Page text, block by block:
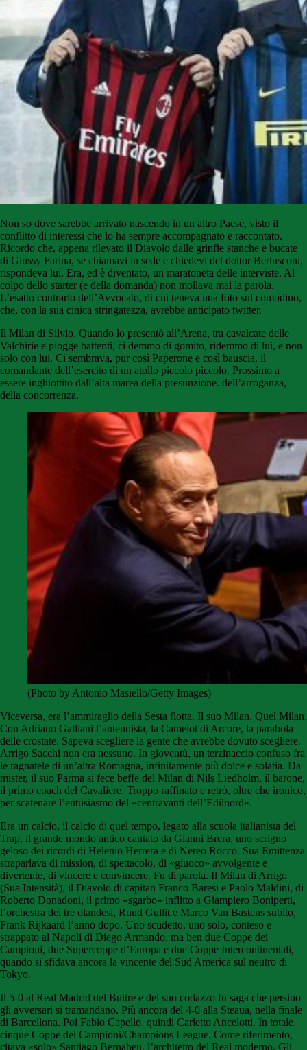
Non so dove sarebbe arrivato nascendo in un altro Paese, visto il
conflitto di interessi che lo ha sempre accompagnato e raccontato.
Ricordo che, appena rilevato il Diavolo dalle grinfie stanche e bucate
di Giussy Farina, se chiamavi in sede e chiedevi del dottor Berlusconi,
rispondeva lui. Era, ed è diventato, un maratoneta delle interviste. Al
colpo dello starter (e della domanda) non mollava mai la parola.
L’esatto contrario dell’Avvocato, di cui teneva una foto sul comodino,
che, con la sua cinica stringatezza, avrebbe anticipato twitter.
Il Milan di Silvio. Quando lo presentò all’Arena, tra cavalcate delle
Valchirie e piogge battenti, ci demmo di gomito, ridemmo di lui, e non
solo con lui. Ci sembrava, pur così Paperone e così bauscia, il
comandante dell’esercito di un atollo piccolo piccolo. Prossimo a
essere inghiottito dall’alta marea della presunzione. dell’arroganza,
della concorrenza.
(Photo by Antonio Masiello/Getty Images)
Viceversa, era l’ammiraglio della Sesta flotta. Il suo Milan. Quel Milan.
Con Adriano Galliani l’antennista, la Camelot di Arcore, la parabola
delle crostate. Sapeva scegliere la gente che avrebbe dovuto scegliere.
Arrigo Sacchi non era nessuno. In gioventù, un terzinaccio confuso fra
le ragnatele di un’altra Romagna, infinitamente più dolce e solatia. Da
mister, il suo Parma si fece beffe del Milan di Nils Liedholm, il barone,
il primo coach del Cavaliere. Troppo raffinato e retrò, oltre che ironico,
per scatenare l’entusiasmo del «centravanti dell’Edilnord».
Era un calcio, il calcio di quel tempo, legato alla scuola italianista del
Trap, il grande mondo antico cantato da Gianni Brera, uno scrigno
geloso dei ricordi di Helenio Herrera e di Nereo Rocco. Sua Emittenza
straparlava di mission, di spettacolo, di «giuoco» avvolgente e
divertente, di vincere e convincere. Fu di parola. Il Milan di Arrigo
(Sua Intensità), il Diavolo di capitan Franco Baresi e Paolo Maldini, di
Roberto Donadoni, il primo «sgarbo» inflitto a Giampiero Boniperti,
l’orchestra dei tre olandesi, Ruud Gullit e Marco Van Bastens subito,
Frank Rijkaard l’anno dopo. Uno scudetto, uno solo, conteso e
strappato al Napoli di Diego Armando, ma ben due Coppe dei
Campioni, due Supercoppe d’Europa e due Coppe Intercontinentali,
quando si sfidava ancora la vincente del Sud America sul neutro di
Tokyo.
Il 5-0 al Real Madrid del Buitre e del suo codazzo fu saga che persino
gli avversari si tramandano. Più ancora del 4-0 alla Steaua, nella finale
di Barcellona. Poi Fabio Capello, quindi Carletto Ancelotti. In totale,
cinque Coppe dei Campioni/Champions League. Come riferimento,
citava «solo» Santiago Bernabeu, l’architetto del Real moderno. Gli